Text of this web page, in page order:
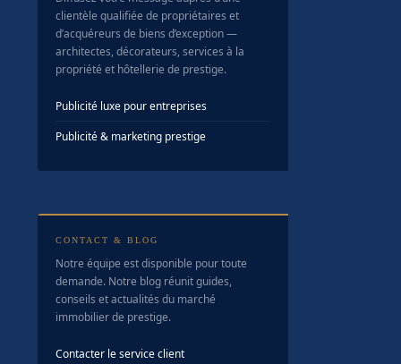
clientèle qualifiée de propriétaires et
d’acquéreurs de biens d’exception —
architectes, décorateurs, services à la
propriété et hôtellerie de prestige.
Publicité luxe pour entreprises
Publicité & marketing prestige
CONTACT & BLOG
Notre équipe est disponible pour toute
demande. Notre blog réunit guides,
conseils et actualités du marché
immobilier de prestige.
Contacter le service client